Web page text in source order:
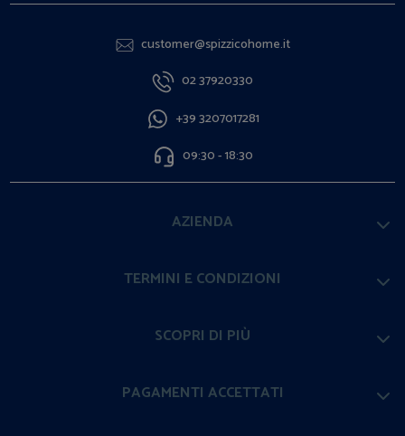
customer@spizzicohome.it
02 37920330
+39 3207017281
09:30 - 18:30
AZIENDA
TERMINI E CONDIZIONI
SCOPRI DI PIÙ
PAGAMENTI ACCETTATI